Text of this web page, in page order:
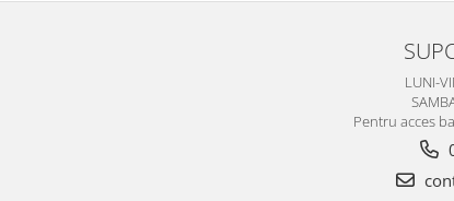
LUNI-
Pentru acces